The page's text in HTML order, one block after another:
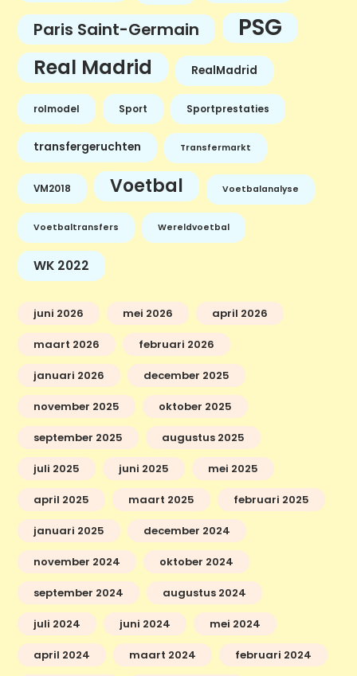
Paris Saint-Germain PSG
Real Madrid RealMadrid
rolmodel Sport Sportprestaties
transfergeruchten Transfermarkt
VM2018 Voetbal Voetbalanalyse
Voetbaltransfers Wereldvoetbal
WK 2022
juni 2026 mei 2026 april 2026
maart 2026 februari 2026
januari 2026 december 2025
november 2025 oktober 2025
september 2025 augustus 2025
juli 2025 juni 2025 mei 2025
april 2025 maart 2025 februari 2025
januari 2025 december 2024
november 2024 oktober 2024
september 2024 augustus 2024
juli 2024 juni 2024 mei 2024
april 2024 maart 2024 februari 2024